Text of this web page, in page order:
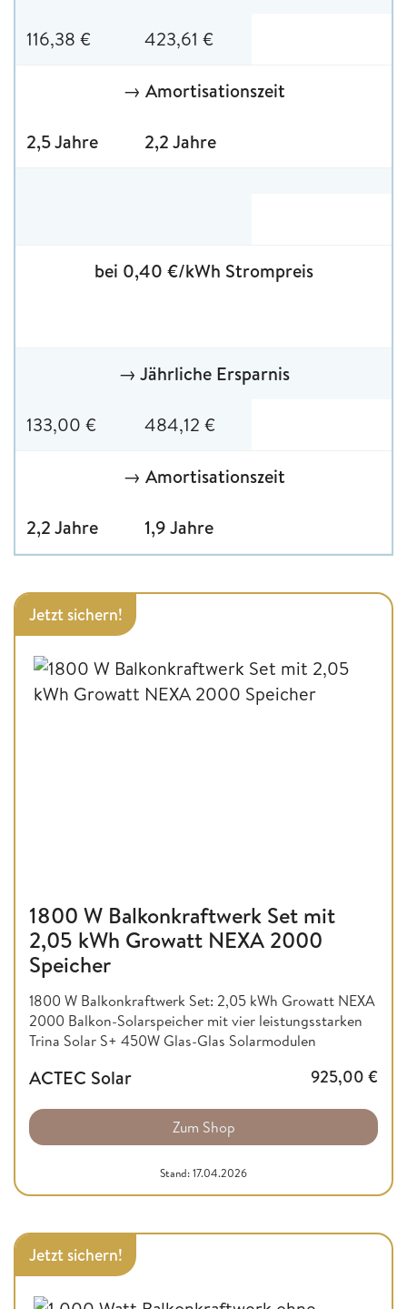
116,38 € 423,61 €
→ Amortisationszeit
2,5 Jahre 2,2 Jahre
bei 0,40 €/kWh Strompreis
→ Jährliche Ersparnis
133,00 € 484,12 €
→ Amortisationszeit
2,2 Jahre 1,9 Jahre
Jetzt sichern!
1800 W Balkonkraftwerk Set mit
2,05 kWh Growatt NEXA 2000
Speicher
1800 W Balkonkraftwerk Set: 2,05 kWh Growatt NEXA
2000 Balkon-Solarspeicher mit vier leistungsstarken
Trina Solar S+ 450W Glas-Glas Solarmodulen
ACTEC Solar 925,00 €
Zum Shop
Stand: 17.04.2026
Jetzt sichern!